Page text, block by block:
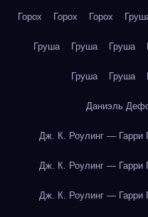
Горох Горох Горох
Груша Груша Груша
Груша Груша
Даниэль
Дж. К. Роулинг — Гарри
Дж. К. Роулинг — Гарри
Дж. К. Роулинг — Гарри